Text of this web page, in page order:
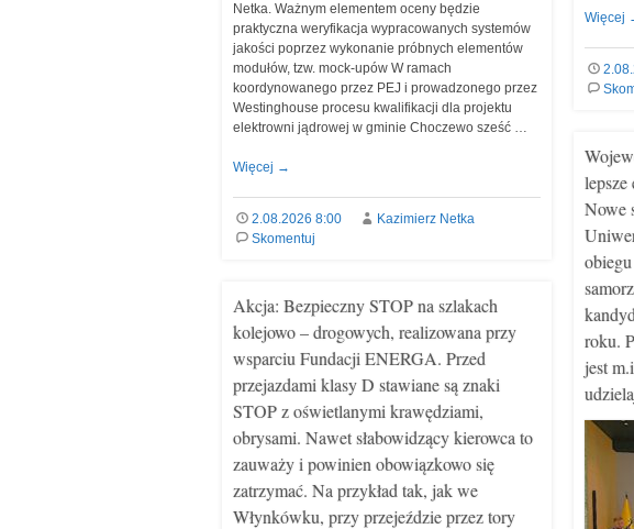
Netka. Ważnym elementem oceny będzie
praktyczna weryfikacja wypracowanych systemów
jakości poprzez wykonanie próbnych elementów
modułów, tzw. mock-upów W ramach
koordynowanego przez PEJ i prowadzonego przez
Westinghouse procesu kwalifikacji dla projektu
elektrowni jądrowej w gminie Choczewo sześć …
Więcej →
2.08.2026 8:00
Kazimierz Netka
Skomentuj
Więcej
Nowe
roku.
jest
Akcja: Bezpieczny STOP na szlakach
kolejowo – drogowych, realizowana przy
wsparciu Fundacji ENERGA. Przed
przejazdami klasy D stawiane są znaki
STOP z oświetlanymi krawędziami,
obrysami. Nawet słabowidzący kierowca to
zauważy i powinien obowiązkowo się
zatrzymać. Na przykład tak, jak we
Włynkówku, przy przejeździe przez tory